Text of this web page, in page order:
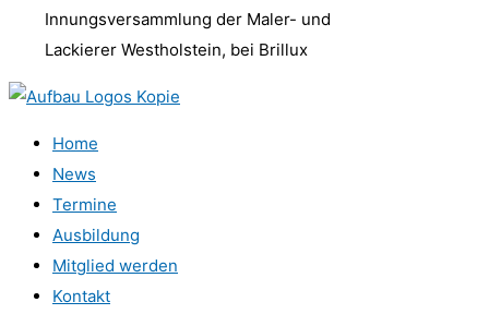
Innungsversammlung der Maler- und
Lackierer Westholstein, bei Brillux
Home
News
Termine
Ausbildung
Mitglied werden
Kontakt